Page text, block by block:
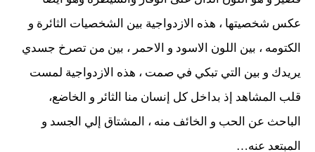
عكس شخصيتها ، هذه الازدواجية بين الشخصيات الثائرة و
الكتومه ، بين اللون الاسود و الاحمر ، بين من تصرخ جسدي
يريدك و بين التي تبكي في صمت ، هذه الازدواجية لمست
قلب المشاهد إذ بداخل كل إنسان منا الثائر و الخاضع،
الباحث عن الحب و الخائف منه ، المشتاق إلي الجسد و
المبتعد عنه…